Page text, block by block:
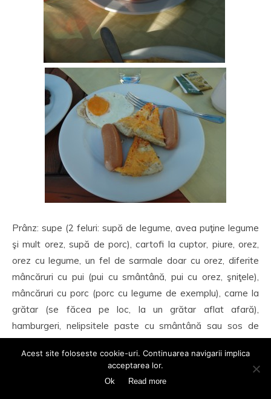
Prânz: supe (2 feluri: supă de legume, avea puţine legume
şi mult orez, supă de porc), cartofi la cuptor, piure, orez,
orez cu legume, un fel de sarmale doar cu orez, diferite
mâncăruri cu pui (pui cu smântână, pui cu orez, şniţele),
mâncăruri cu porc (porc cu legume de exemplu), carne la
grătar (se făcea pe loc, la un grătar aflat afară),
hamburgeri, nelipsitele paste cu smântână sau sos de
roşii, broccoli, peşte, mâncare de varză cu carne, mâncare
de păstăi, salate (de ouă, ungurească, cu maioneză, pui,
ciuperci şi altele), legume, murături, uleiuri şi oţeturi pentru
Acest site foloseste cookie-uri. Continuarea navigarii implica
acceptarea lor.
Ok Read more